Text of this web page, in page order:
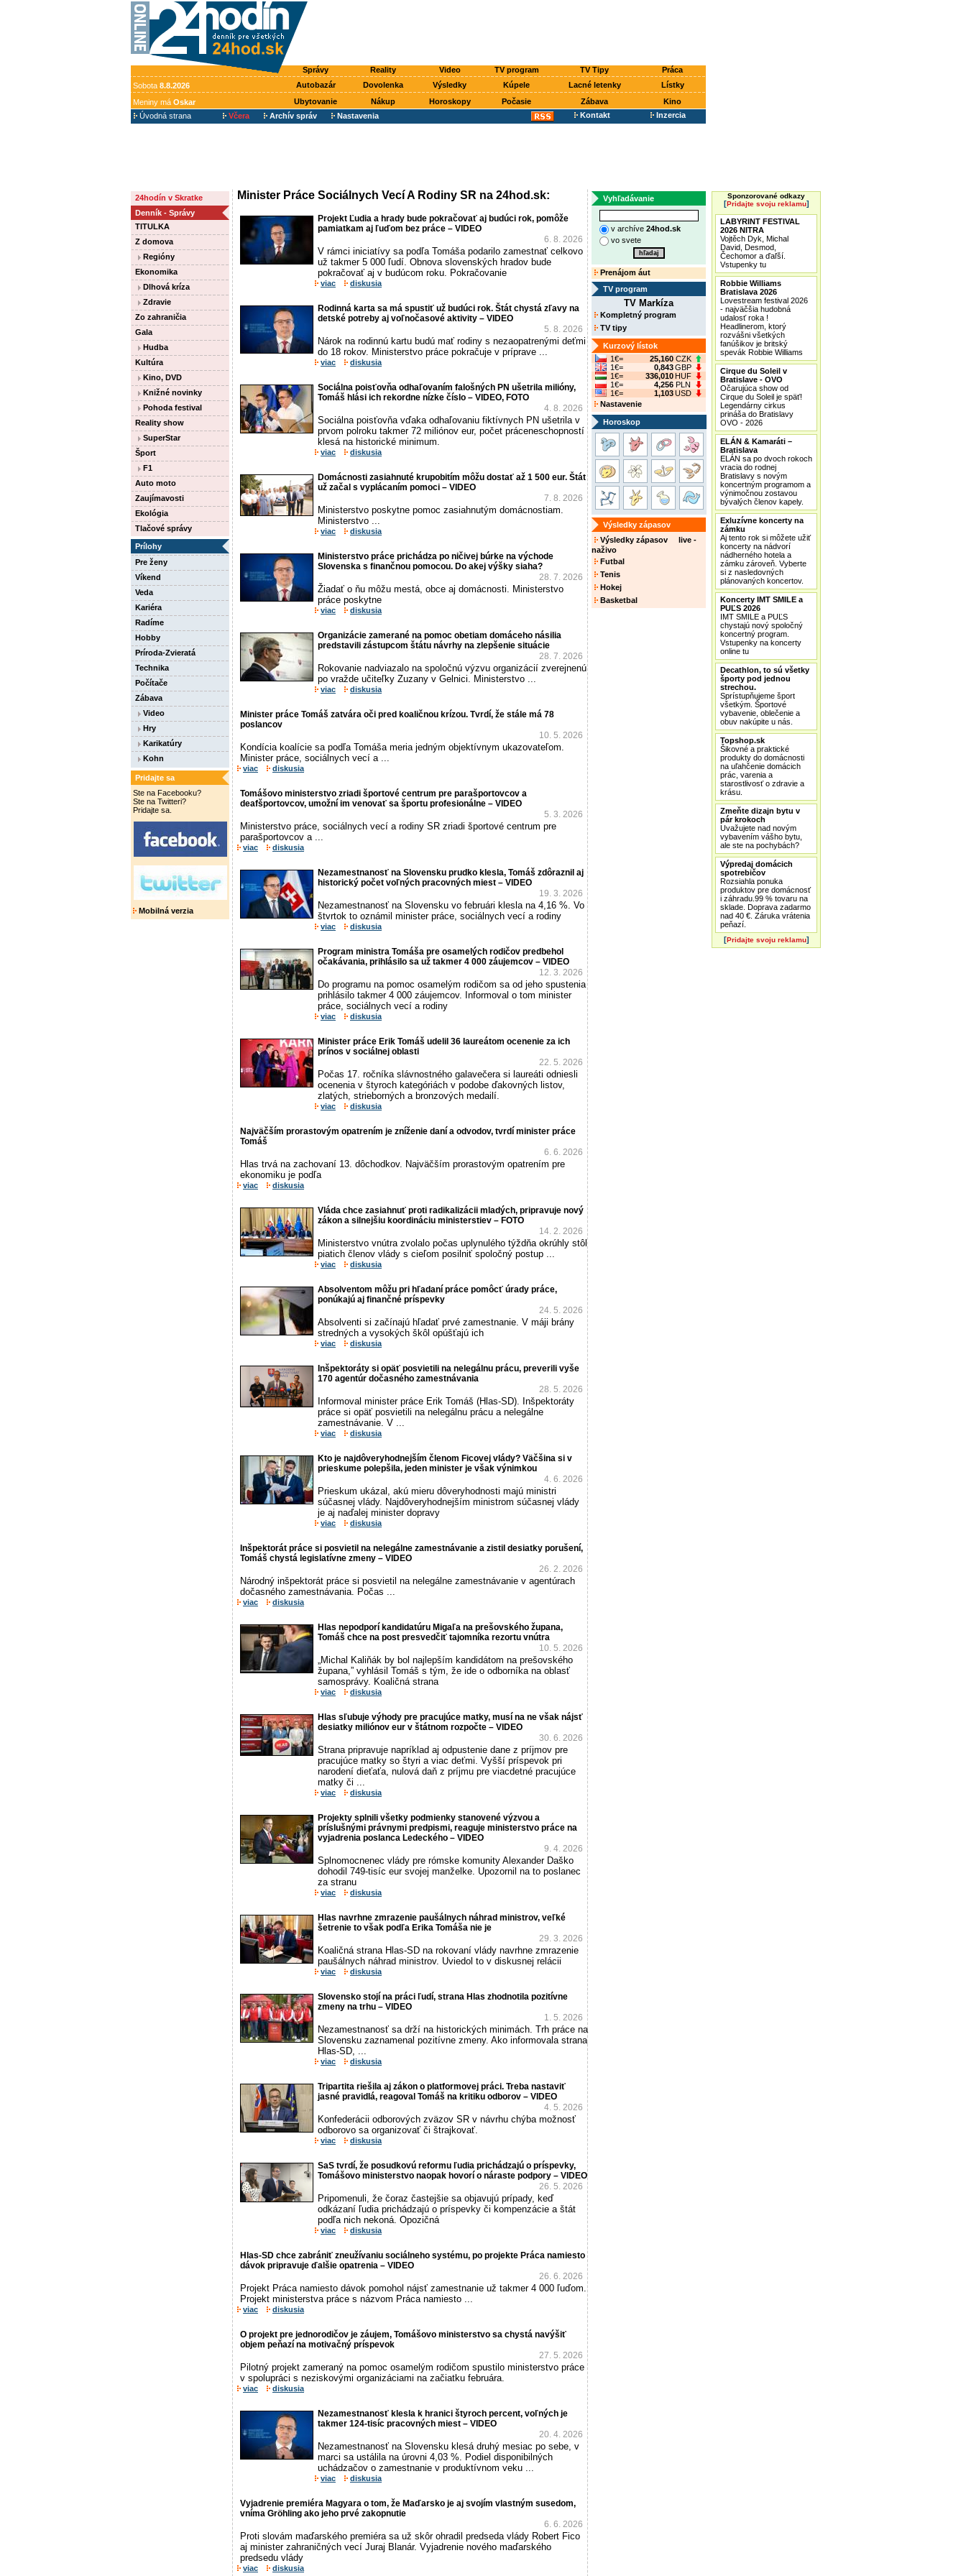
Správy Reality Video TV program TV Tipy
Práca
Sobota 8.8.2026 Autobazár Dovolenka Výsledky Kúpele Lacné letenky
Lístky
Meniny má Oskar Ubytovanie Nákup Horoskopy Počasie Zábava
Kino
Úvodná strana
Včera Archív správ Nastavenia Kontakt Inzercia
24hodín v Skratke
Denník - Správy
TITULKA
Z domova
Regióny
Ekonomika
Dlhová kríza
Zdravie
Zo zahraničia
Gala
Hudba
Kultúra
Kino, DVD
Knižné novinky
Pohoda festival
Reality show
SuperStar
Šport
F1
Auto moto
Zaujímavosti
Ekológia
Tlačové správy
Prílohy
Pre ženy
Víkend
Veda
Kariéra
Radíme
Hobby
Príroda-Zvieratá
Technika
Počítače
Zábava
Video
Hry
Karikatúry
Kohn
Pridajte sa
Ste na Facebooku?
Ste na Twitteri?
Pridajte sa.
Mobilná verzia
Minister Práce Sociálnych Vecí A Rodiny SR na 24hod.sk:
Projekt Ľudia a hrady bude pokračovať aj budúci rok, pomôže
pamiatkam aj ľuďom bez práce – VIDEO
6. 8. 2026
V rámci iniciatívy sa podľa Tomáša podarilo zamestnať celkovo
už takmer 5 000 ľudí. Obnova slovenských hradov bude
pokračovať aj v budúcom roku. Pokračovanie
viac diskusia
Rodinná karta sa má spustiť už budúci rok. Štát chystá zľavy na
detské potreby aj voľnočasové aktivity – VIDEO
5. 8. 2026
Nárok na rodinnú kartu budú mať rodiny s nezaopatrenými deťmi
do 18 rokov. Ministerstvo práce pokračuje v príprave ...
viac diskusia
Sociálna poisťovňa odhaľovaním falošných PN ušetrila milióny,
Tomáš hlási ich rekordne nízke číslo – VIDEO, FOTO
4. 8. 2026
Sociálna poisťovňa vďaka odhaľovaniu fiktívnych PN ušetrila v
prvom polroku takmer 72 miliónov eur, počet práceneschopností
klesá na historické minimum.
viac diskusia
Domácnosti zasiahnuté krupobitím môžu dostať až 1 500 eur. Štát
už začal s vyplácaním pomoci – VIDEO
7. 8. 2026
Ministerstvo poskytne pomoc zasiahnutým domácnostiam.
Ministerstvo ...
viac diskusia
Ministerstvo práce prichádza po ničivej búrke na východe
Slovenska s finančnou pomocou. Do akej výšky siaha?
28. 7. 2026
Žiadať o ňu môžu mestá, obce aj domácnosti. Ministerstvo
práce poskytne
viac diskusia
Organizácie zamerané na pomoc obetiam domáceho násilia
predstavili zástupcom štátu návrhy na zlepšenie situácie
28. 7. 2026
Rokovanie nadviazalo na spoločnú výzvu organizácií zverejnenú
po vražde učiteľky Zuzany v Gelnici. Ministerstvo ...
viac diskusia
Minister práce Tomáš zatvára oči pred koaličnou krízou. Tvrdí, že stále má 78
poslancov
10. 5. 2026
Kondícia koalície sa podľa Tomáša meria jedným objektívnym ukazovateľom.
Minister práce, sociálnych vecí a ...
viac diskusia
Tomášovo ministerstvo zriadi športové centrum pre parašportovcov a
deafšportovcov, umožní im venovať sa športu profesionálne – VIDEO
5. 3. 2026
Ministerstvo práce, sociálnych vecí a rodiny SR zriadi športové centrum pre
parašportovcov a ...
viac diskusia
Nezamestnanosť na Slovensku prudko klesla, Tomáš zdôraznil aj
historický počet voľných pracovných miest – VIDEO
19. 3. 2026
Nezamestnanosť na Slovensku vo februári klesla na 4,16 %. Vo
štvrtok to oznámil minister práce, sociálnych vecí a rodiny
viac diskusia
Program ministra Tomáša pre osamelých rodičov predbehol
očakávania, prihlásilo sa už takmer 4 000 záujemcov – VIDEO
12. 3. 2026
Do programu na pomoc osamelým rodičom sa od jeho spustenia
prihlásilo takmer 4 000 záujemcov. Informoval o tom minister
práce, sociálnych vecí a rodiny
viac diskusia
Minister práce Erik Tomáš udelil 36 laureátom ocenenie za ich
prínos v sociálnej oblasti
22. 5. 2026
Počas 17. ročníka slávnostného galavečera si laureáti odniesli
ocenenia v štyroch kategóriách v podobe ďakovných listov,
zlatých, strieborných a bronzových medailí.
viac diskusia
Najväčším prorastovým opatrením je zníženie daní a odvodov, tvrdí minister práce
Tomáš
6. 6. 2026
Hlas trvá na zachovaní 13. dôchodkov. Najväčším prorastovým opatrením pre
ekonomiku je podľa
viac diskusia
Vláda chce zasiahnuť proti radikalizácii mladých, pripravuje nový
zákon a silnejšiu koordináciu ministerstiev – FOTO
14. 2. 2026
Ministerstvo vnútra zvolalo počas uplynulého týždňa okrúhly stôl
piatich členov vlády s cieľom posilniť spoločný postup ...
viac diskusia
Absolventom môžu pri hľadaní práce pomôcť úrady práce,
ponúkajú aj finančné príspevky
24. 5. 2026
Absolventi si začínajú hľadať prvé zamestnanie. V máji brány
stredných a vysokých škôl opúšťajú ich
viac diskusia
Inšpektoráty si opäť posvietili na nelegálnu prácu, preverili vyše
170 agentúr dočasného zamestnávania
28. 5. 2026
Informoval minister práce Erik Tomáš (Hlas-SD). Inšpektoráty
práce si opäť posvietili na nelegálnu prácu a nelegálne
zamestnávanie. V ...
viac diskusia
Kto je najdôveryhodnejším členom Ficovej vlády? Väčšina si v
prieskume polepšila, jeden minister je však výnimkou
4. 6. 2026
Prieskum ukázal, akú mieru dôveryhodnosti majú ministri
súčasnej vlády. Najdôveryhodnejším ministrom súčasnej vlády
je aj naďalej minister dopravy
viac diskusia
Inšpektorát práce si posvietil na nelegálne zamestnávanie a zistil desiatky porušení,
Tomáš chystá legislatívne zmeny – VIDEO
26. 2. 2026
Národný inšpektorát práce si posvietil na nelegálne zamestnávanie v agentúrach
dočasného zamestnávania. Počas ...
viac diskusia
Hlas nepodporí kandidatúru Migaľa na prešovského župana,
Tomáš chce na post presvedčiť tajomníka rezortu vnútra
10. 5. 2026
„Michal Kaliňák by bol najlepším kandidátom na prešovského
župana,” vyhlásil Tomáš s tým, že ide o odborníka na oblasť
samosprávy. Koaličná strana
viac diskusia
Hlas sľubuje výhody pre pracujúce matky, musí na ne však nájsť
desiatky miliónov eur v štátnom rozpočte – VIDEO
30. 6. 2026
Strana pripravuje napríklad aj odpustenie dane z príjmov pre
pracujúce matky so štyri a viac deťmi. Vyšší príspevok pri
narodení dieťaťa, nulová daň z príjmu pre viacdetné pracujúce
matky či ...
viac diskusia
Projekty splnili všetky podmienky stanovené výzvou a
príslušnými právnymi predpismi, reaguje ministerstvo práce na
vyjadrenia poslanca Ledeckého – VIDEO
9. 4. 2026
Splnomocnenec vlády pre rómske komunity Alexander Daško
dohodil 749-tisíc eur svojej manželke. Upozornil na to poslanec
za stranu
viac diskusia
Hlas navrhne zmrazenie paušálnych náhrad ministrov, veľké
šetrenie to však podľa Erika Tomáša nie je
29. 3. 2026
Koaličná strana Hlas-SD na rokovaní vlády navrhne zmrazenie
paušálnych náhrad ministrov. Uviedol to v diskusnej relácii
viac diskusia
Slovensko stojí na práci ľudí, strana Hlas zhodnotila pozitívne
zmeny na trhu – VIDEO
1. 5. 2026
Nezamestnanosť sa drží na historických minimách. Trh práce na
Slovensku zaznamenal pozitívne zmeny. Ako informovala strana
Hlas-SD, ...
viac diskusia
Tripartita riešila aj zákon o platformovej práci. Treba nastaviť
jasné pravidlá, reagoval Tomáš na kritiku odborov – VIDEO
4. 5. 2026
Konfederácii odborových zväzov SR v návrhu chýba možnosť
odborovo sa organizovať či štrajkovať.
viac diskusia
SaS tvrdí, že posudkovú reformu ľudia prichádzajú o príspevky,
Tomášovo ministerstvo naopak hovorí o náraste podpory – VIDEO
26. 5. 2026
Pripomenuli, že čoraz častejšie sa objavujú prípady, keď
odkázaní ľudia prichádzajú o príspevky či kompenzácie a štát
podľa nich nekoná. Opozičná
viac diskusia
Hlas-SD chce zabrániť zneužívaniu sociálneho systému, po projekte Práca namiesto
dávok pripravuje ďalšie opatrenia – VIDEO
26. 6. 2026
Projekt Práca namiesto dávok pomohol nájsť zamestnanie už takmer 4 000 ľuďom.
Projekt ministerstva práce s názvom Práca namiesto ...
viac diskusia
O projekt pre jednorodičov je záujem, Tomášovo ministerstvo sa chystá navýšiť
objem peňazí na motivačný príspevok
27. 5. 2026
Pilotný projekt zameraný na pomoc osamelým rodičom spustilo ministerstvo práce
v spolupráci s neziskovými organizáciami na začiatku februára.
viac diskusia
Nezamestnanosť klesla k hranici štyroch percent, voľných je
takmer 124-tisíc pracovných miest – VIDEO
20. 4. 2026
Nezamestnanosť na Slovensku klesá druhý mesiac po sebe, v
marci sa ustálila na úrovni 4,03 %. Podiel disponibilných
uchádzačov o zamestnanie v produktívnom veku ...
viac diskusia
Vyjadrenie premiéra Magyara o tom, že Maďarsko je aj svojím vlastným susedom,
vníma Gröhling ako jeho prvé zakopnutie
6. 6. 2026
Proti slovám maďarského premiéra sa už skôr ohradil predseda vlády Robert Fico
aj minister zahraničných vecí Juraj Blanár. Vyjadrenie nového maďarského
predsedu vlády
viac diskusia
Vyhľadávanie
v archíve 24hod.sk
vo svete
Prenájom áut
TV program
TV Markíza
Kompletný program
TV tipy
Kurzový lístok
1€=
25,160 CZK
1€=
0,843GBP
1€=
336,010HUF
1€=
4,256 PLN
1€=
1,103USD
Nastavenie
Horoskop
Výsledky zápasov
Výsledky zápasov live -
naživo
Futbal
Tenis
Hokej
Basketbal
Sponzorované odkazy
[Pridajte svoju reklamu]
LABYRINT FESTIVAL
2026 NITRA
Vojtěch Dyk, Michal
David, Desmod,
Čechomor a ďaľší.
Vstupenky tu
Robbie Williams
Bratislava 2026
Lovestream festival 2026
- najväčšia hudobná
udalosť roka !
Headlinerom, ktorý
rozvášni všetkých
fanúšikov je britský
spevák Robbie Williams
Cirque du Soleil v
Bratislave - OVO
Očarujúca show od
Cirque du Soleil je späť!
Legendárny cirkus
prináša do Bratislavy
OVO - 2026
ELÁN & Kamaráti –
Bratislava
ELÁN sa po dvoch rokoch
vracia do rodnej
Bratislavy s novým
koncertným programom a
výnimočnou zostavou
bývalých členov kapely.
Exluzívne koncerty na
zámku
Aj tento rok si môžete užiť
koncerty na nádvorí
nádherného hotela a
zámku zároveň. Vyberte
si z nasledovných
plánovaných koncertov.
Koncerty IMT SMILE a
PUĽS 2026
IMT SMILE a PUĽS
chystajú nový spoločný
koncertný program.
Vstupenky na koncerty
online tu
Decathlon, to sú všetky
športy pod jednou
strechou.
Sprístupňujeme šport
všetkým. Športové
vybavenie, oblečenie a
obuv nakúpite u nás.
Topshop.sk
Šikovné a praktické
produkty do domácnosti
na uľahčenie domácich
prác, varenia a
starostlivosť o zdravie a
krásu.
Zmeňte dizajn bytu v
pár krokoch
Uvažujete nad novým
vybavením vášho bytu,
ale ste na pochybách?
Výpredaj domácich
spotrebičov
Rozsiahla ponuka
produktov pre domácnosť
i záhradu.99 % tovaru na
sklade. Doprava zadarmo
nad 40 €. Záruka vrátenia
peňazí.
[Pridajte svoju reklamu]